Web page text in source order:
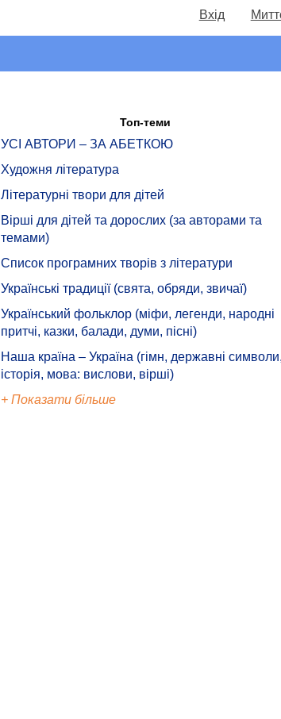
Вхід
Топ-теми
УСІ АВТОРИ – ЗА АБЕТКОЮ
Художня література
Літературні твори для дітей
Вірші для дітей та дорослих (за авторами та
темами)
Список програмних творів з літератури
Українські традиції (свята, обряди, звичаї)
Український фольклор (міфи, легенди, народні
притчі, казки, балади, думи, пісні)
Наша країна – Україна (гімн, державні символи,
історія, мова: вислови, вірші)
+ Показати більше